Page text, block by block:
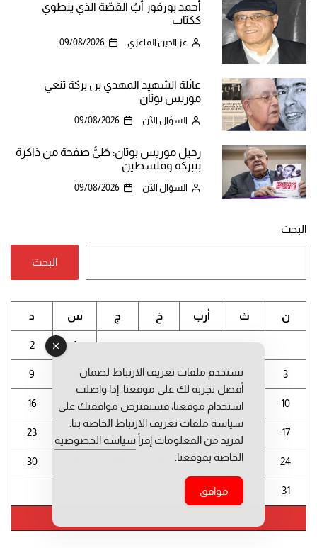
أحمد بوزفور أبُ القصّة الذي ينطوي
ككتاب
عز الدين الماعزي 09/08/2026
عائلة الشهيد المهدي بن بركة تنعي
موريس بوتان
السؤال الآن 09/08/2026
رحيل موريس بوتان: طَيُّ صفحة من ذاكرة
بنبركة وفلسطين
السؤال الآن 09/08/2026
البحث
البحث
ن ث أرب خ ج س د
1
2
3
4
5
6
7
9
10
11
12
13
14
15
16
17
20
22
23
24
25
26
30
31
نستخدم ملفات تعريف الارتباط لضمان
أفضل تجربة لك على موقعنا. إذا واصلت
استخدام موقعنا، فسنفترض موافقتك على
سياسة ملفات تعريف الارتباط الخاصة بنا.
لمزيد من المعلومات إقرأ سياسة الخصوصية
الخاصة بموقعنا.
موافق